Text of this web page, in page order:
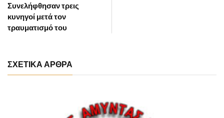
Συνελήφθησαν τρεις
κυνηγοί μετά τον
τραυματισμό του
ΣΧΕΤΙΚΑ ΑΡΘΡΑ